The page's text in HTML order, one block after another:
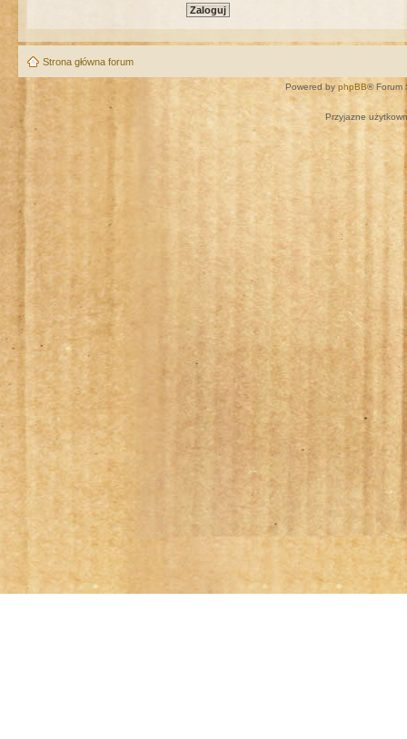
Strona główna forum
Powered by phpBB® Forum
Przyjazne